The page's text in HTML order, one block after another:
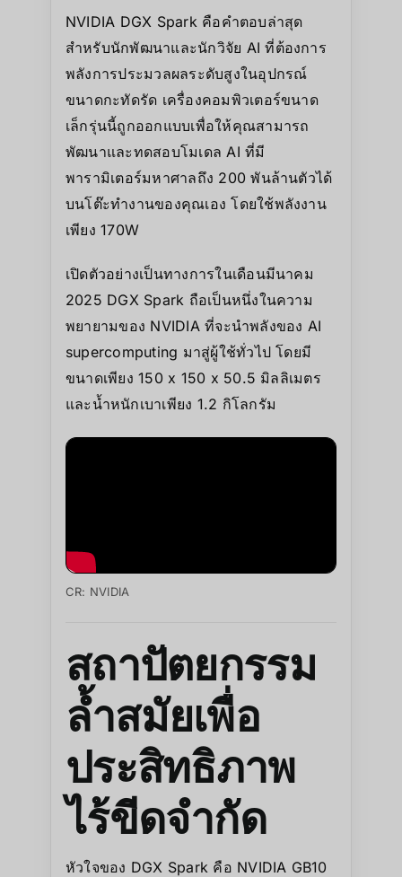
NVIDIA DGX Spark คือคำตอบล่าสุด
สำหรับนักพัฒนาและนักวิจัย AI ที่ต้องการ
พลังการประมวลผลระดับสูงในอุปกรณ์
ขนาดกะทัดรัด เครื่องคอมพิวเตอร์ขนาด
เล็กรุ่นนี้ถูกออกแบบเพื่อให้คุณสามารถ
พัฒนาและทดสอบโมเดล AI ที่มี
พารามิเตอร์มหาศาลถึง 200 พันล้านตัวได้
บนโต๊ะทำงานของคุณเอง โดยใช้พลังงาน
เพียง 170W
เปิดตัวอย่างเป็นทางการในเดือนมีนาคม
2025 DGX Spark ถือเป็นหนึ่งในความ
พยายามของ NVIDIA ที่จะนำพลังของ AI
supercomputing มาสู่ผู้ใช้ทั่วไป โดยมี
ขนาดเพียง 150 x 150 x 50.5 มิลลิเมตร
และน้ำหนักเบาเพียง 1.2 กิโลกรัม
CR: NVIDIA
สถาปัตยกรรม
ล้ำสมัยเพื่อ
ประสิทธิภาพ
ไร้ขีดจำกัด
หัวใจของ DGX Spark คือ NVIDIA GB10